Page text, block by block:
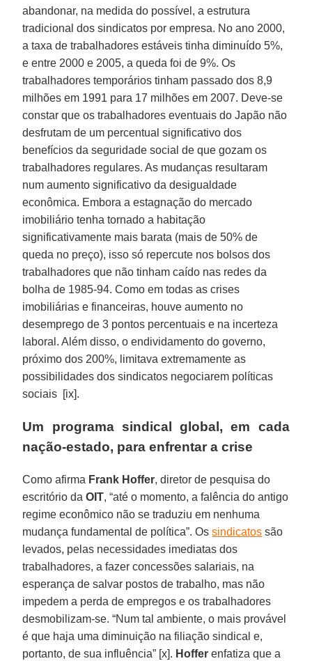
abandonar, na medida do possível, a estrutura
tradicional dos sindicatos por empresa. No ano 2000,
a taxa de trabalhadores estáveis tinha diminuído 5%,
e entre 2000 e 2005, a queda foi de 9%. Os
trabalhadores temporários tinham passado dos 8,9
milhões em 1991 para 17 milhões em 2007. Deve-se
constar que os trabalhadores eventuais do Japão não
desfrutam de um percentual significativo dos
benefícios da seguridade social de que gozam os
trabalhadores regulares. As mudanças resultaram
num aumento significativo da desigualdade
econômica. Embora a estagnação do mercado
imobiliário tenha tornado a habitação
significativamente mais barata (mais de 50% de
queda no preço), isso só repercute nos bolsos dos
trabalhadores que não tinham caído nas redes da
bolha de 1985-94. Como em todas as crises
imobiliárias e financeiras, houve aumento no
desemprego de 3 pontos percentuais e na incerteza
laboral. Além disso, o endividamento do governo,
próximo dos 200%, limitava extremamente as
possibilidades dos sindicatos negociarem políticas
sociais [ix].
Um programa sindical global, em cada
nação-estado, para enfrentar a crise
Como afirma Frank Hoffer, diretor de pesquisa do
escritório daOIT, “até o momento, a falência do antigo
regime econômico não se traduziu em nenhuma
mudança fundamental de política”. Ossindicatos são
levados, pelas necessidades imediatas dos
trabalhadores, a fazer concessões salariais, na
esperança de salvar postos de trabalho, mas não
impedem a perda de empregos e os trabalhadores
desmobilizam-se. “Num tal ambiente, o mais provável
é que haja uma diminuição na filiação sindical e,
portanto, de sua influência” [x]. Hoffer enfatiza que a